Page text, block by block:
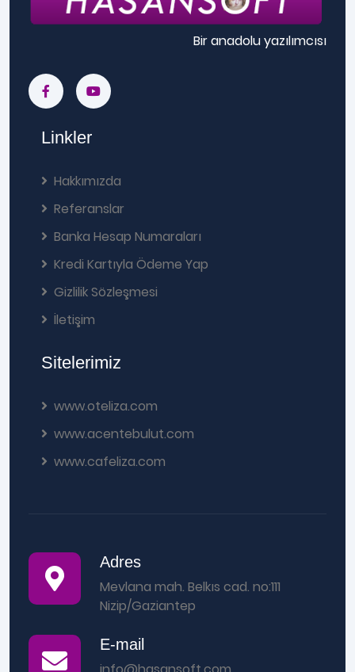
Bir anadolu yazılımcısı
Linkler
Hakkımızda
Referanslar
Banka Hesap Numaraları
Kredi Kartıyla Ödeme Yap
Gizlilik Sözleşmesi
İletişim
Sitelerimiz
www.oteliza.com
www.acentebulut.com
www.cafeliza.com
Adres
Mevlana mah. Belkıs cad. no:111
Nizip/Gaziantep
E-mail